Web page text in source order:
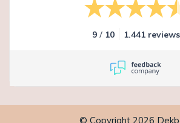
9 / 10 1.441 reviews
© Copyright 2026